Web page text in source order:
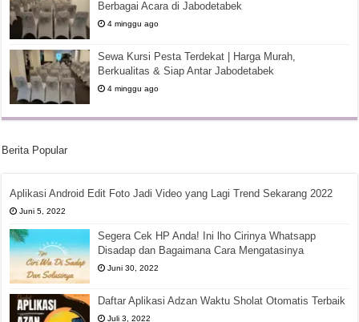
Berbagai Acara di Jabodetabek
4 minggu ago
Sewa Kursi Pesta Terdekat | Harga Murah,
Berkualitas & Siap Antar Jabodetabek
4 minggu ago
Berita Popular
Aplikasi Android Edit Foto Jadi Video yang Lagi Trend Sekarang 2022
Juni 5, 2022
Segera Cek HP Anda! Ini lho Cirinya Whatsapp
Disadap dan Bagaimana Cara Mengatasinya
Juni 30, 2022
Daftar Aplikasi Adzan Waktu Sholat Otomatis Terbaik
Juli 3, 2022